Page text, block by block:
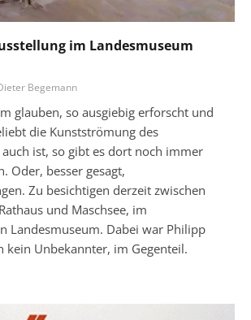
im Landesmuseum
Begemann
glauben, so ausgiebig erforscht und
die Kunstströmung des
ist, so gibt es dort noch immer
Oder, besser gesagt,
Zu besichtigen derzeit zwischen
und Maschsee, im
Landesmuseum. Dabei war Philipp
kein Unbekannter, im Gegenteil.